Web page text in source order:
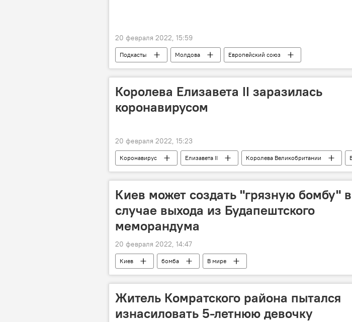
20 февраля 2022, 15:59
Подкасты Молдова Европейский союз
Королева Елизавета II заразилась
коронавирусом
20 февраля 2022, 15:23
Коронавирус Елизавета II Королева Великобритании
Киев может создать "грязную бомбу" в
случае выхода из Будапештского
меморандума
20 февраля 2022, 14:47
Киев бомба В мире
Житель Комратского района пытался
изнасиловать 5-летнюю девочку